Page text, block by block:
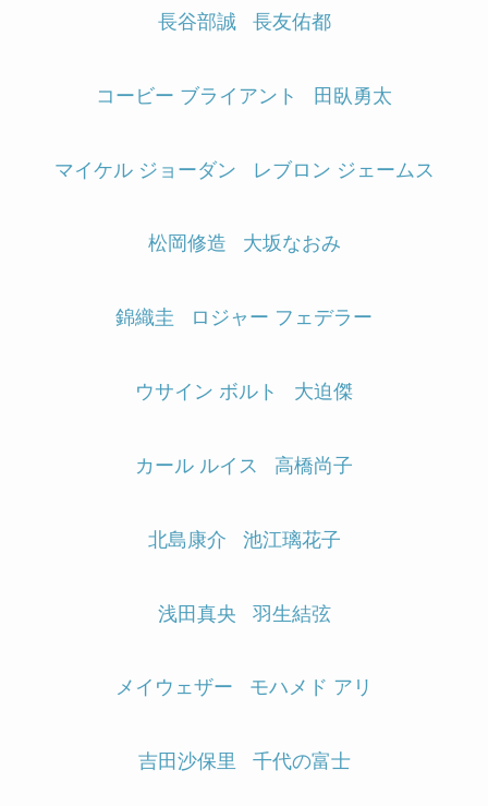
長谷部誠 長友佑都
コービー ブライアント 田臥勇太
マイケル ジョーダン レブロン ジェームス
松岡修造 大坂なおみ
錦織圭 ロジャー フェデラー
ウサイン ボルト 大迫傑
カール ルイス 高橋尚子
北島康介 池江璃花子
浅田真央 羽生結弦
メイウェザー モハメド アリ
吉田沙保里 千代の富士